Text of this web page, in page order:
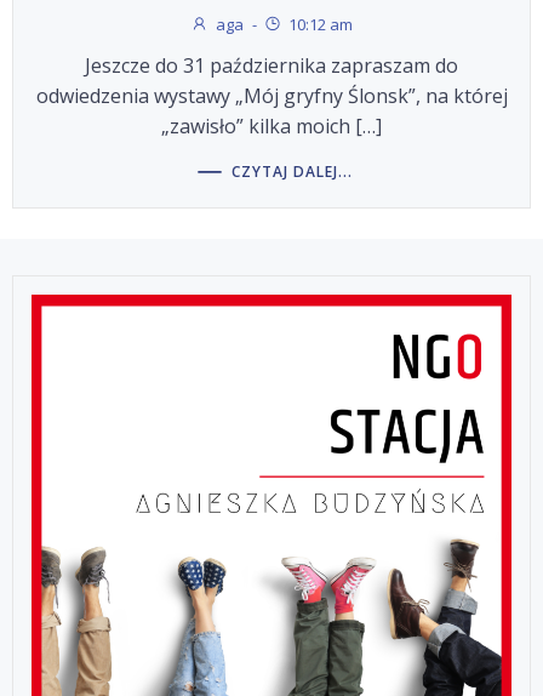
aga - 10:12 am
Jeszcze do 31 października zapraszam do
odwiedzenia wystawy „Mój gryfny Ślonsk”, na której
„zawisło” kilka moich […]
CZYTAJ DALEJ...